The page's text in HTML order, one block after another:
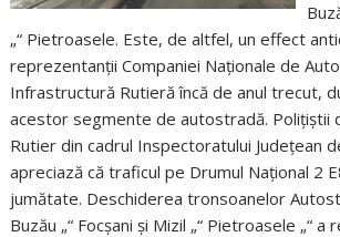
„“ Pietroasele. Este, de altfel, un effect
reprezentanții Companiei Naționale de
Infrastructură Rutieră încă de anul trecut,
acestor segmente de autostradă. Polițiștii
Rutier din cadrul Inspectoratului Județean
apreciază că traficul pe Drumul Național 2
jumătate. Deschiderea tronsoanelor
Buzău „“ Focșani și Mizil „“ Pietroasele „“